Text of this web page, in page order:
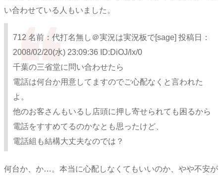
い合わせている人もいました。
712 名前：代打名無し＠実況は実況板で[sage] 投稿日：
2008/02/20(水) 23:09:36 ID:DiOJ/lx/0
千葉の三省堂に問い合わせたら
電話は何台か用意してますのでご心配なくと言われた
よ。
他のお客さんもいるし店頭に押し寄せられても困るから
電話をすすめてるのかなとも思ったけど、
電話組も結構大丈夫なのでは？
何台か、か…。本当に心配しなくてもいいのか、やや不安が